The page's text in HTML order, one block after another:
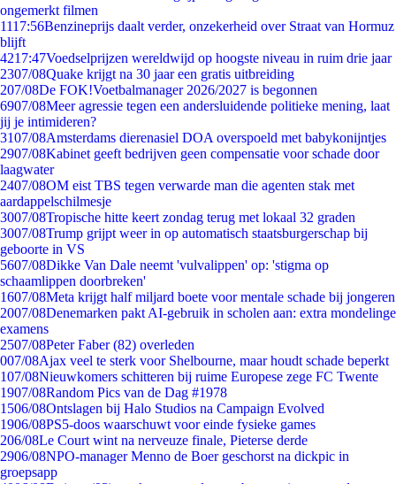
ongemerkt filmen
1117:56Benzineprijs daalt verder, onzekerheid over Straat van Hormuz
blijft
4217:47Voedselprijzen wereldwijd op hoogste niveau in ruim drie jaar
2307/08Quake krijgt na 30 jaar een gratis uitbreiding
207/08De FOK!Voetbalmanager 2026/2027 is begonnen
6907/08Meer agressie tegen een andersluidende politieke mening, laat
jij je intimideren?
3107/08Amsterdams dierenasiel DOA overspoeld met babykonijntjes
2907/08Kabinet geeft bedrijven geen compensatie voor schade door
laagwater
2407/08OM eist TBS tegen verwarde man die agenten stak met
aardappelschilmesje
3007/08Tropische hitte keert zondag terug met lokaal 32 graden
3007/08Trump grijpt weer in op automatisch staatsburgerschap bij
geboorte in VS
5607/08Dikke Van Dale neemt 'vulvalippen' op: 'stigma op
schaamlippen doorbreken'
1607/08Meta krijgt half miljard boete voor mentale schade bij jongeren
2007/08Denemarken pakt AI-gebruik in scholen aan: extra mondelinge
examens
2507/08Peter Faber (82) overleden
007/08Ajax veel te sterk voor Shelbourne, maar houdt schade beperkt
107/08Nieuwkomers schitteren bij ruime Europese zege FC Twente
1907/08Random Pics van de Dag #1978
1506/08Ontslagen bij Halo Studios na Campaign Evolved
1906/08PS5-doos waarschuwt voor einde fysieke games
206/08Le Court wint na nerveuze finale, Pieterse derde
2906/08NPO-manager Menno de Boer geschorst na dickpic in
groepsapp